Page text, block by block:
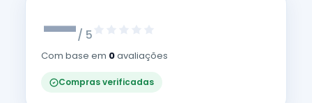
—/ 5
Com base em 0avaliações
Compras verificadas